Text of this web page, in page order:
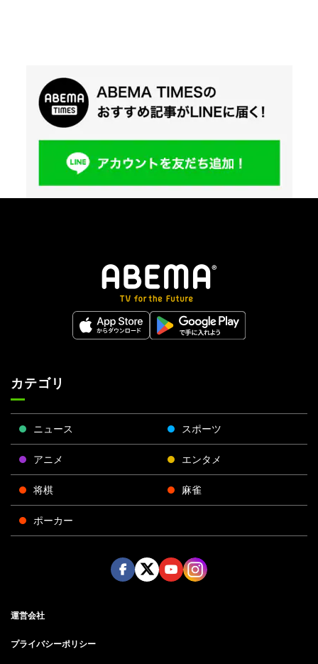
カテゴリ
ニュース スポーツ
アニメ エンタメ
将棋 麻雀
ポーカー
運営会社
プライバシーポリシー